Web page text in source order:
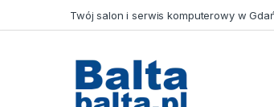
Skip to navigationTwój salon i serwis komputerowy w